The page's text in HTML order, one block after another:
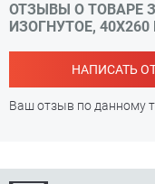
ОТЗЫВЫ О ТОВАРЕ
ИЗОГНУТОЕ, 40X260
НАПИСАТЬ
Ваш отзыв по данному